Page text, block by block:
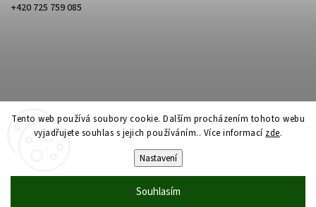
Tento web používá soubory cookie. Dalším procházením tohoto webu
vyjadřujete souhlas s jejich používáním.. Více informací zde.
Nastavení
Souhlasím
+420 725 759 085
Professor Onyx. Všechna práva vyhrazena.